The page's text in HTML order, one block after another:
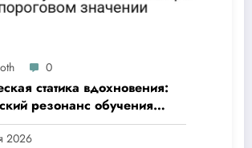
0
статика вдохновения:
резонанс обучения
пороговом значении
2026